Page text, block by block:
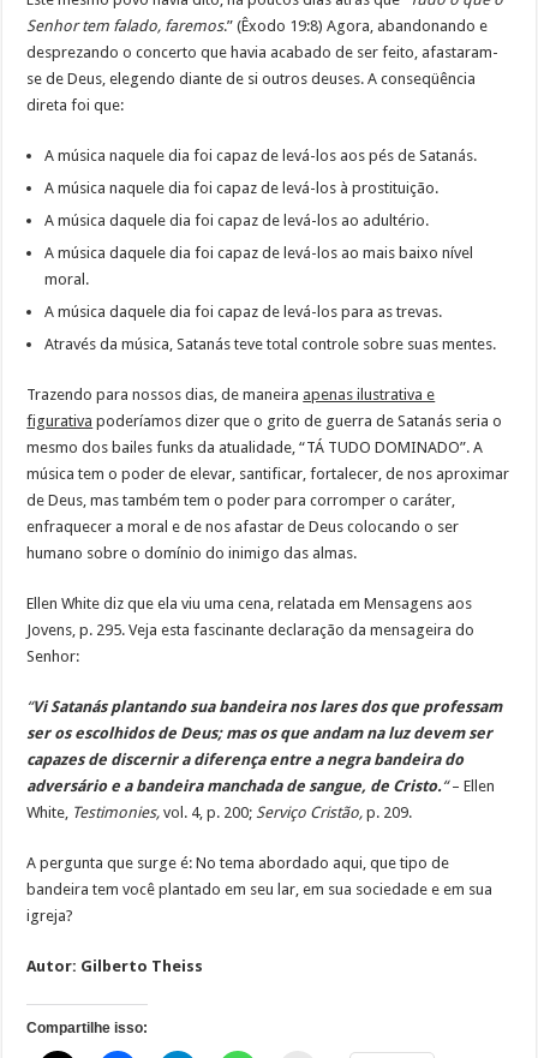
Senhor tem falado, faremos.” (Êxodo 19:8) Agora, abandonando e
desprezando o concerto que havia acabado de ser feito, afastaram-
se de Deus, elegendo diante de si outros deuses. A conseqüência
direta foi que:
A música naquele dia foi capaz de levá-los aos pés de Satanás.
A música naquele dia foi capaz de levá-los à prostituição.
A música daquele dia foi capaz de levá-los ao adultério.
A música daquele dia foi capaz de levá-los ao mais baixo nível
moral.
A música daquele dia foi capaz de levá-los para as trevas.
Através da música, Satanás teve total controle sobre suas mentes.
Trazendo para nossos dias, de maneira apenas ilustrativa e
figurativa poderíamos dizer que o grito de guerra de Satanás seria o
mesmo dos bailes funks da atualidade, “TÁ TUDO DOMINADO”. A
música tem o poder de elevar, santificar, fortalecer, de nos aproximar
de Deus, mas também tem o poder para corromper o caráter,
enfraquecer a moral e de nos afastar de Deus colocando o ser
humano sobre o domínio do inimigo das almas.
Ellen White diz que ela viu uma cena, relatada em Mensagens aos
Jovens, p. 295. Veja esta fascinante declaração da mensageira do
Senhor:
“Vi Satanás plantando sua bandeira nos lares dos que professam
ser os escolhidos de Deus; mas os que andam na luz devem ser
capazes de discernir a diferença entre a negra bandeira do
adversário e a bandeira manchada de sangue, de Cristo.“– Ellen
White, Testimonies, vol. 4, p. 200; Serviço Cristão, p. 209.
A pergunta que surge é: No tema abordado aqui, que tipo de
bandeira tem você plantado em seu lar, em sua sociedade e em sua
igreja?
Autor: Gilberto Theiss
Compartilhe isso: